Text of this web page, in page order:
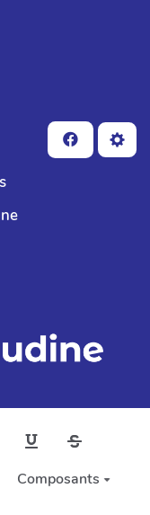
Composants